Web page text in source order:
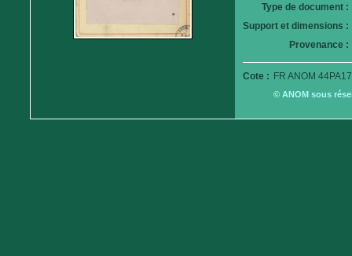
Type de document :
Support et dimensions :
Provenance :
Cote : FR ANOM
© ANOM sous